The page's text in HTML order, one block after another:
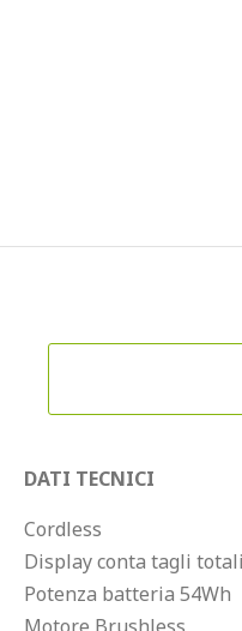
DATI TECNICI
Cordless
Display conta tagli
Potenza batteria 54Wh